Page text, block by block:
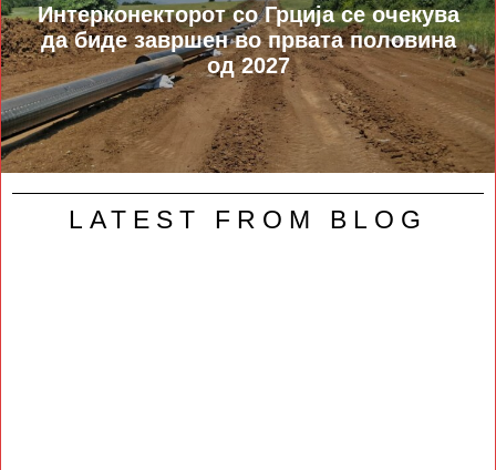
Интерконекторот со Грција се очекува
да биде завршен во првата половина
од 2027
LATEST FROM BLOG